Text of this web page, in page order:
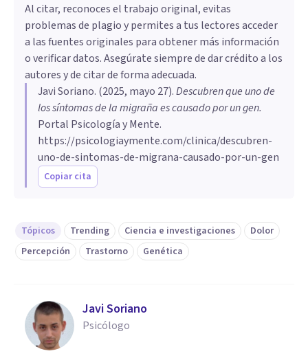
Al citar, reconoces el trabajo original, evitas
problemas de plagio y permites a tus lectores acceder
a las fuentes originales para obtener más información
o verificar datos. Asegúrate siempre de dar crédito a los
autores y de citar de forma adecuada.
Javi Soriano. (2025, mayo 27).Descubren que uno de
los síntomas de la migraña es causado por un gen.
Portal Psicología y Mente.
https://psicologiaymente.com/clinica/descubren-
uno-de-sintomas-de-migrana-causado-por-un-gen
Copiar cita
Tópicos Trending Ciencia e investigaciones
Dolor
Percepción
Trastorno Genética
Javi Soriano
Psicólogo